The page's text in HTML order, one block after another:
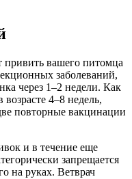
привить вашего питомца
заболеваний,
через 1–2 недели. Как
4–8 недель,
повторные вакцинации
и в течение еще
запрещается
на руках. Ветврач